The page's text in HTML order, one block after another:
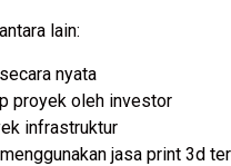
lain:
nyata
proyek oleh investor
infrastruktur
jasa print 3d